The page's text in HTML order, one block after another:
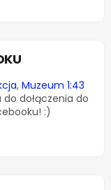
, Muzeum 1:43
dołączenia do
:)